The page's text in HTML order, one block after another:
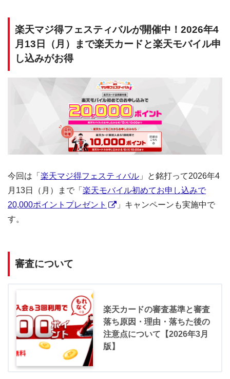
楽天マジ得フェスティバルが開催中！2026年4
月13日（月）まで楽天カードと楽天モバイル申
し込みがお得
今回は「 楽天マジ得フェスティバル 」と銘打って2026年4
月13日（月）まで「 楽天モバイル初めてお申し込みで
20,000ポイントプレゼント
」キャンペーンも実施中で
す。
審査について
楽天カードの審査基準と審査
落ち原因・理由・落ちた後の
注意点について【2026年3月
版】